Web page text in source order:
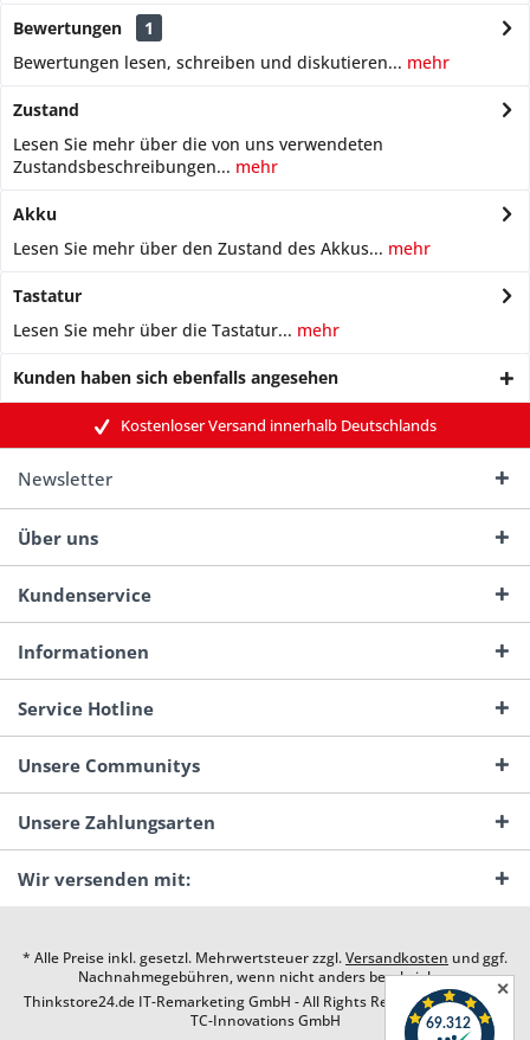
Bewertungen
1
Bewertungen lesen, schreiben und diskutieren... mehr
Zustand
Lesen Sie mehr über die von uns verwendeten
Zustandsbeschreibungen... mehr
Akku
Lesen Sie mehr über den Zustand des Akkus... mehr
Tastatur
Lesen Sie mehr über die Tastatur... mehr
Kunden haben sich ebenfalls angesehen
Kostenloser Versand innerhalb Deutschlands
Newsletter
Über uns
Kundenservice
Informationen
Service Hotline
Unsere Communitys
Unsere Zahlungsarten
Wir versenden mit:
* Alle Preise inkl. gesetzl. Mehrwertsteuer zzgl.Versandkosten und ggf.
Nachnahmegebühren, wenn nicht anders beschrieben
Thinkstore24.de IT-Remarketing GmbH - All Rights Reserved. Design by
TC-Innovations GmbH
✕